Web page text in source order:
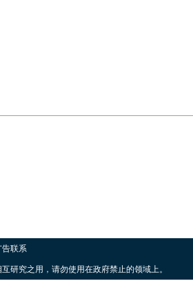
告联系
研究之用，请勿使用在政府禁止的领域上。